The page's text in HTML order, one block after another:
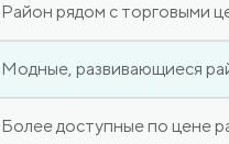
Район рядом с торговыми
Модные, развивающиеся
Более доступные по цене